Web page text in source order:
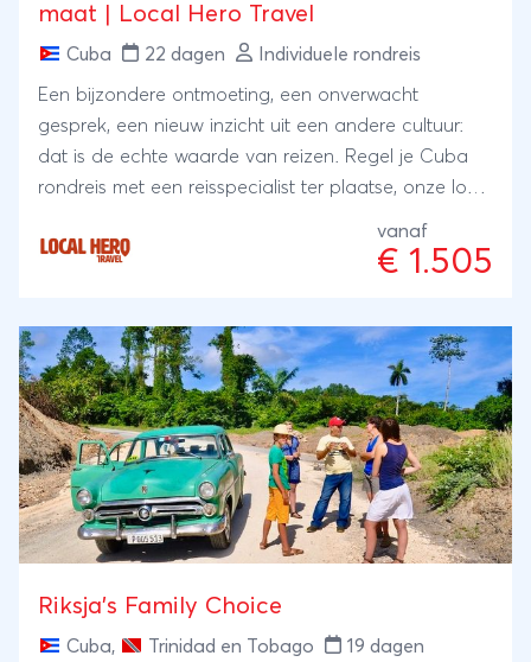
maat | Local Hero Travel
Cuba 22 dagen Individuele rondreis
Een bijzondere ontmoeting, een onverwacht
gesprek, een nieuw inzicht uit een andere cultuur:
dat is de echte waarde van reizen. Regel je Cuba
rondreis met een reisspecialist ter plaatse, onze local
kennis regelen zij je reis: kleinschalig en lokaal.
vanaf
€ 1.505
Riksja’s Family Choice
Cuba, Trinidad en Tobago 19 dagen